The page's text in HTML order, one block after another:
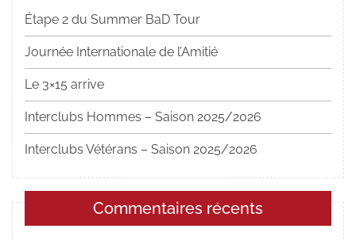
Étape 2 du Summer BaD Tour
Journée Internationale de l’Amitié
Le 3×15 arrive
Interclubs Hommes – Saison 2025/2026
Interclubs Vétérans – Saison 2025/2026
Commentaires récents